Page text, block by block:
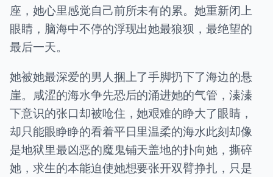
座，她心里感觉自己前所未有的累。她重新闭上
眼睛，脑海中不停的浮现出她最狼狈，最绝望的
最后一天。
她被她最深爱的男人捆上了手脚扔下了海边的悬
崖。咸涩的海水争先恐后的涌进她的气管，溱溱
下意识的张口却被呛住，她艰难的睁大了眼睛，
却只能眼睁睁的看着平日里温柔的海水此刻却像
是地狱里最凶恶的魔鬼铺天盖地的扑向她，撕碎
她，求生的本能迫使她想要张开双臂挣扎，只是